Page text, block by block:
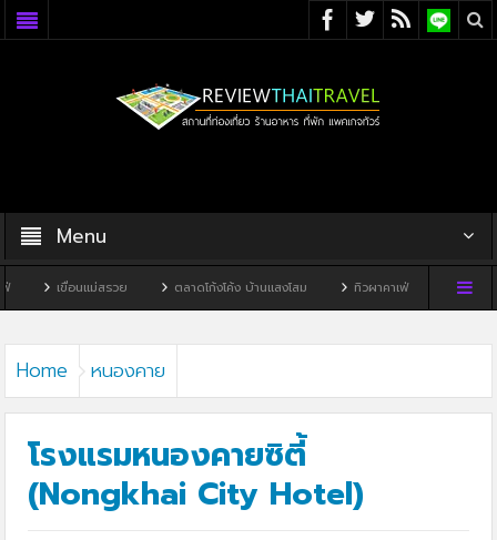
Menu
รวย ตลาดโก้งโค้ง บ้านแสงโสม ทิวผาคาเฟ่ บ้านพิพิธภัณฑ์ไทดำ
Home หนองคาย
โรงแรมหนองคายซิตี้
(Nongkhai City Hotel)